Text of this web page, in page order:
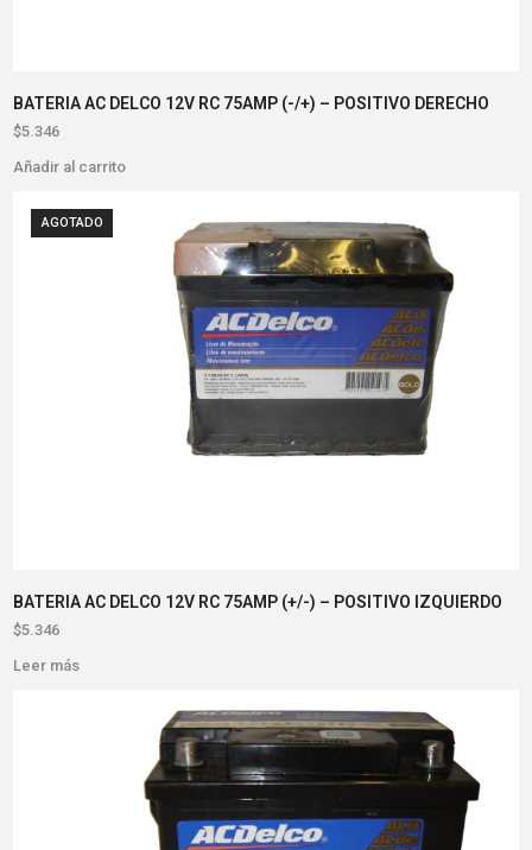
BATERIA AC DELCO 12V RC 75AMP (-/+) – POSITIVO DERECHO
$5.346
Añadir al carrito
AGOTADO
BATERIA AC DELCO 12V RC 75AMP (+/-) – POSITIVO IZQUIERDO
$5.346
Leer más